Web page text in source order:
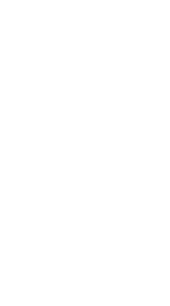
もと鯨のひげ
ます。
＝約0.38cm
その長さとな